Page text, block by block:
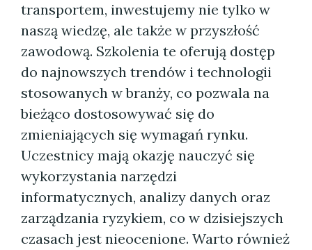
transportem, inwestujemy nie tylko w
naszą wiedzę, ale także w przyszłość
zawodową. Szkolenia te oferują dostęp
do najnowszych trendów i technologii
stosowanych w branży, co pozwala na
bieżąco dostosowywać się do
zmieniających się wymagań rynku.
Uczestnicy mają okazję nauczyć się
wykorzystania narzędzi
informatycznych, analizy danych oraz
zarządzania ryzykiem, co w dzisiejszych
czasach jest nieocenione. Warto również